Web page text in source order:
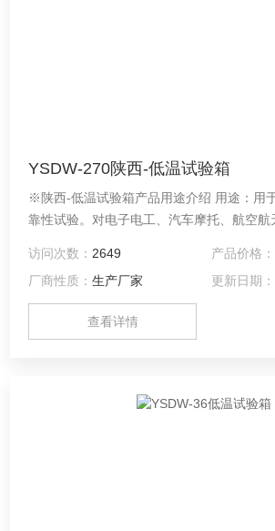
YSDW-270陕西-低温试验箱
※陕西-低温试验箱产品用途介绍 用途：用
靠性试验。对电子电工、汽车摩托、航空航
的情况下，检验其各项性能指标。
访问次数： 2649 产品价格：
厂商性质：生产厂家 更新日期：
查看详情